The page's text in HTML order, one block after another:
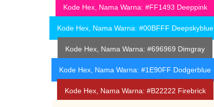
Kode Hex, Nama Warna: #FF1493 Deeppink
Kode Hex, Nama Warna: #00BFFF Deepskyblue
Kode Hex, Nama Warna: #696969 Dimgray
Kode Hex, Nama Warna: #1E90FF Dodgerblue
Kode Hex, Nama Warna: #B22222 Firebrick